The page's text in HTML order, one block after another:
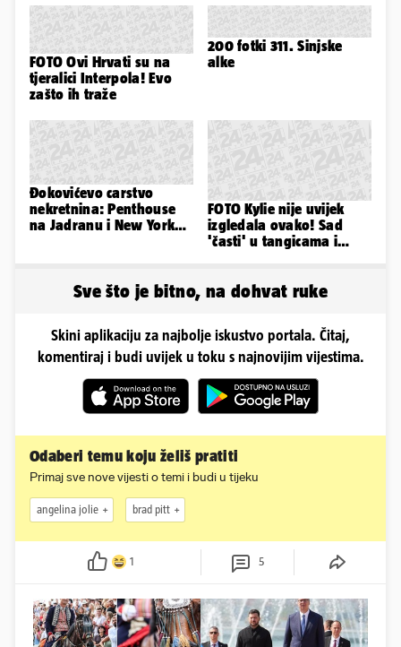
FOTO Ovi Hrvati su na
tjeralici Interpola! Evo
zašto ih traže
200 fotki 311. Sinjske
alke
Đokovićevo carstvo
nekretnina: Penthouse
na Jadranu i New Yorku,
FOTO Kylie nije uvijek
izgledala ovako! Sad
'časti' u tangicama i
Sve što je bitno, na dohvat ruke
Skini aplikaciju za najbolje iskustvo portala. Čitaj,
komentiraj i budi uvijek u toku s najnovijim vijestima.
Odaberi temu koju želiš pratiti
Primaj sve nove vijesti o temi i budi u tijeku
angelina jolie brad pitt
1 5